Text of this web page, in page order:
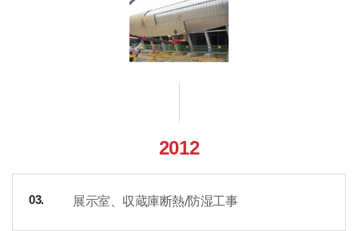
2012
03. 展示室、収蔵庫断熱/防湿工事